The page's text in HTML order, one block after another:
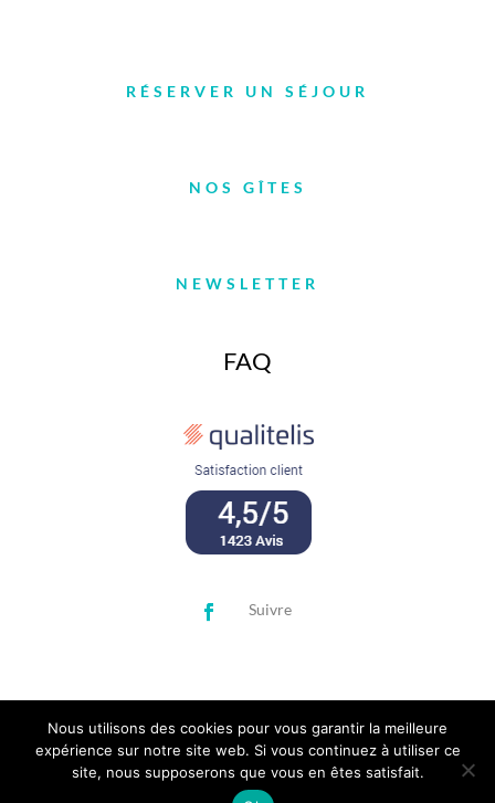
RÉSERVER UN SÉJOUR
NOS GÎTES
NEWSLETTER
FAQ
Suivre
Nous utilisons des cookies pour vous garantir la meilleure
expérience sur notre site web. Si vous continuez à utiliser ce
site, nous supposerons que vous en êtes satisfait.